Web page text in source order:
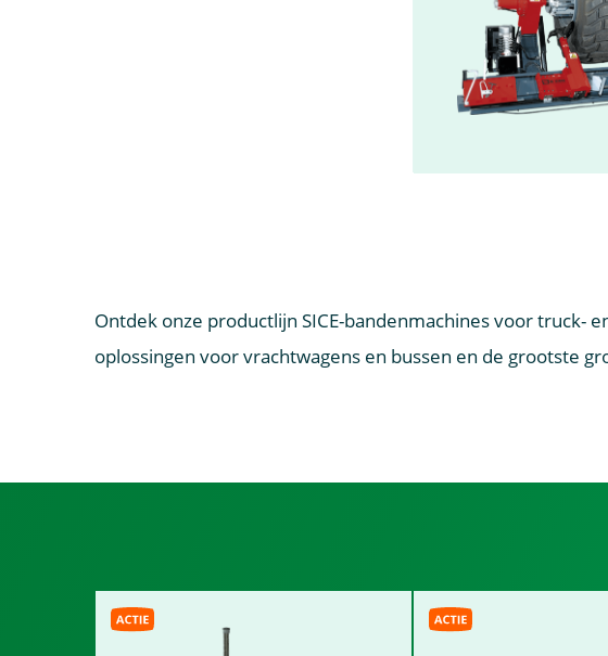
Ontdek onze productlijn SICE-bandenmachines voor truck-
oplossingen voor vrachtwagens en bussen en de grootste